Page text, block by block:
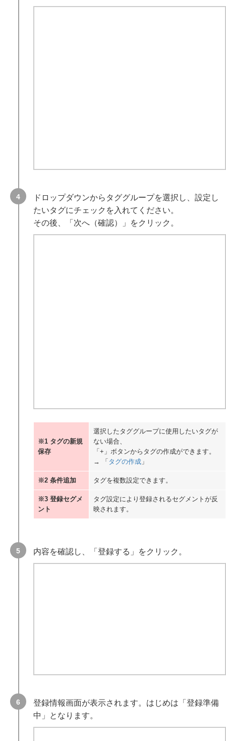
ドロップダウンからタググループを選択し、設定し
たいタグにチェックを入れてください。
その後、「次へ（確認）」をクリック。
※1 タグの新規
保存
選択したタググループに使用したいタグが
ない場合、
「+」ボタンからタグの作成ができます。
→ 「 タグの作成 」
※2 条件追加 タグを複数設定できます。
※3 登録セグメ
ント
タグ設定により登録されるセグメントが反
映されます。
内容を確認し、「登録する」をクリック。
登録情報画面が表示されます。はじめは「登録準備
中」となります。